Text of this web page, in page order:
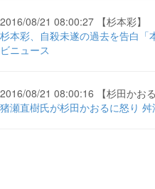
2016/08/21 08:00:27 【杉本彩】
杉本彩、自殺未遂の過去を告白
ビニュース
2016/08/21 08:00:16 【杉田かおる
猪瀬直樹氏が杉田かおるに怒り